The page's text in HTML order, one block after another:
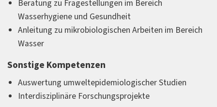
Beratung zu Fragestellungen im Bereich
Wasserhygiene und Gesundheit
Anleitung zu mikrobiologischen Arbeiten im Bereich
Wasser
Sonstige Kompetenzen
Auswertung umweltepidemiologischer Studien
Interdisziplinäre Forschungsprojekte